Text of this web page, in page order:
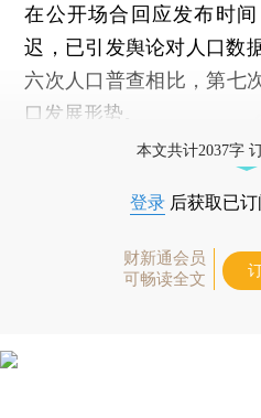
在公开场合回应发布时
迟，已引发舆论对人口数
六次人口普查相比，第七
口发展形势。
本文共计2037字
登录 后获取已
财新通会员
可畅读全文